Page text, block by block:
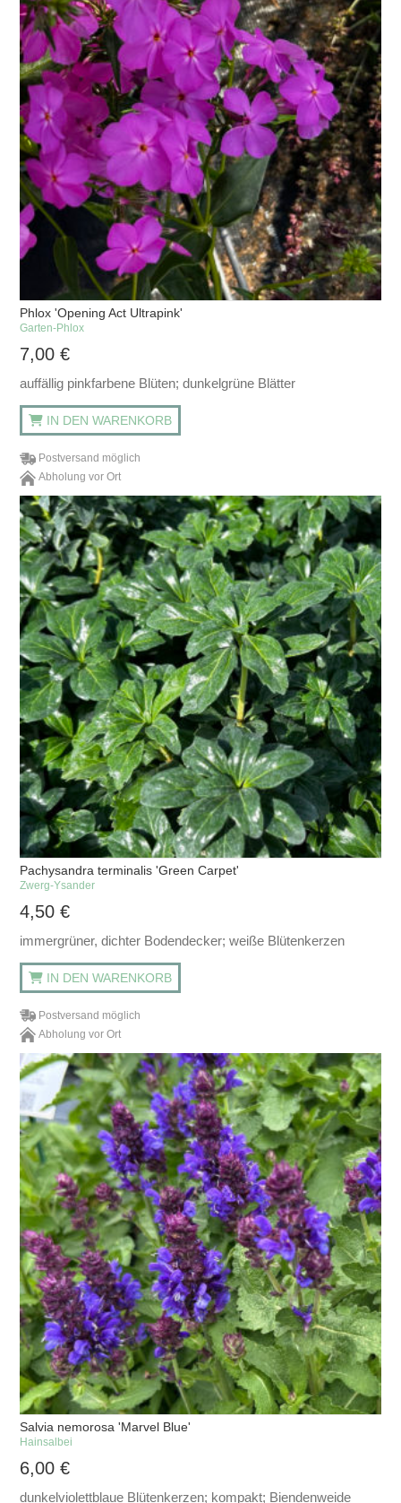
Phlox 'Opening Act Ultrapink'
Garten-Phlox
7,00€
auffällig pinkfarbene Blüten; dunkelgrüne Blätter
IN DEN WARENKORB
Postversand möglich
Abholung vor Ort
Pachysandra terminalis 'Green Carpet'
Zwerg-Ysander
4,50€
immergrüner, dichter Bodendecker; weiße Blütenkerzen
IN DEN WARENKORB
Postversand möglich
Abholung vor Ort
Salvia nemorosa 'Marvel Blue'
Hainsalbei
6,00€
dunkelviolettblaue Blütenkerzen; kompakt; Biendenweide